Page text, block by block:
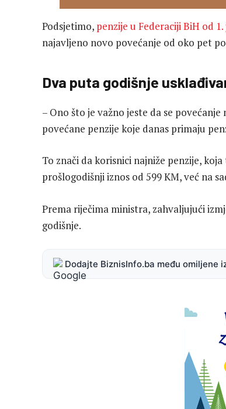
Podsjetimo, penzije u Federaciji BiH od
najavljeno novo povećanje od oko pet
Dva puta godišnje
– Ono što je važno jeste da se
povećane penzije koje danas primaju
To znači da korisnici najniže penzije,
prošlogodišnji iznos od 599 KM, već na
Prema riječima ministra, zahvaljujući
godišnje.
Dodajte BiznisInfo.ba među omiljene